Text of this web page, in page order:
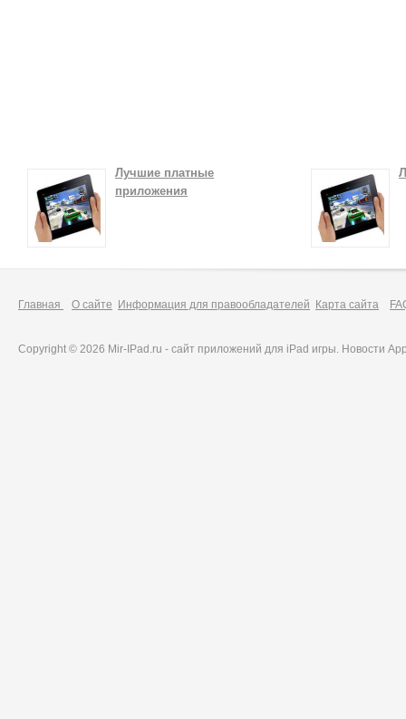
Лучшие платные
приложения
Главная О сайте Информация для правообладателей Карта сайта
Copyright © 2026 Mir-IPad.ru - сайт приложений для iPad игры. Новости